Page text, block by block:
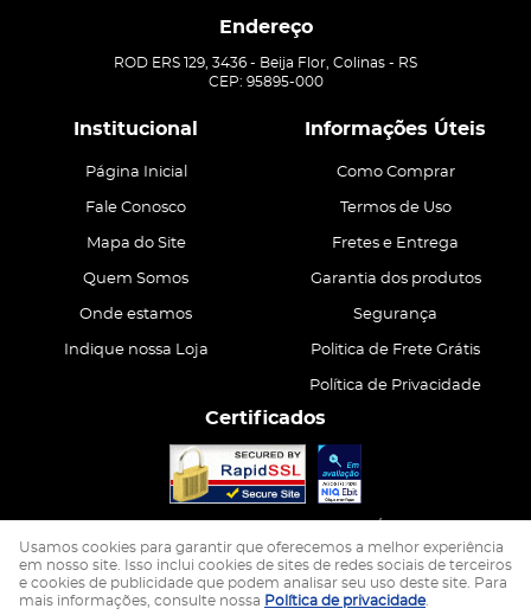
Endereço
ROD ERS 129, 3436 - Beija Flor, Colinas - RS
CEP: 95895-000
Institucional
Página Inicial
Fale Conosco
Mapa do Site
Quem Somos
Onde estamos
Indique nossa Loja
Informações Úteis
Como Comprar
Termos de Uso
Fretes e Entrega
Garantia dos produtos
Segurança
Politica de Frete Grátis
Política de Privacidade
Certificados
LOJA VIRTUAL CRIADA POR
Usamos cookies para garantir que oferecemos a melhor experiência
em nosso site. Isso inclui cookies de sites de redes sociais de terceiros
e cookies de publicidade que podem analisar seu uso deste site. Para
mais informações, consulte nossa Política de privacidade.